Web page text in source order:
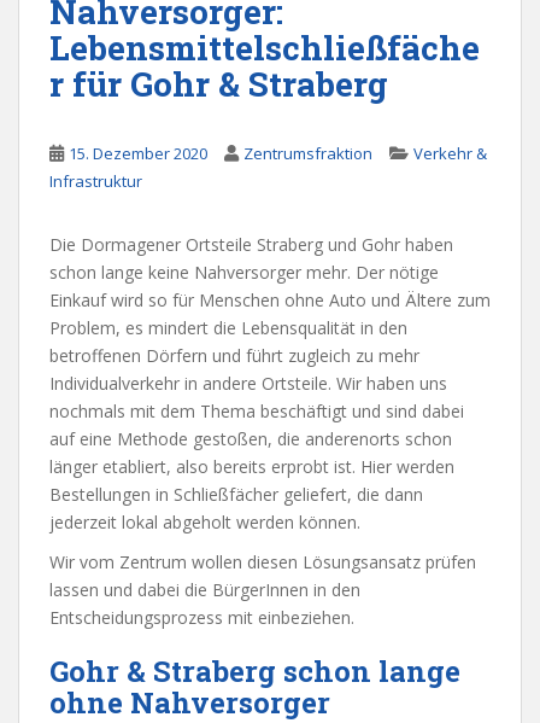
Nahversorger:
Lebensmittelschließfäche
r für Gohr & Straberg
15. Dezember 2020 Zentrumsfraktion
Verkehr &
Infrastruktur
Die Dormagener Ortsteile Straberg und Gohr haben
schon lange keine Nahversorger mehr. Der nötige
Einkauf wird so für Menschen ohne Auto und Ältere zum
Problem, es mindert die Lebensqualität in den
betroffenen Dörfern und führt zugleich zu mehr
Individualverkehr in andere Ortsteile. Wir haben uns
nochmals mit dem Thema beschäftigt und sind dabei
auf eine Methode gestoßen, die anderenorts schon
länger etabliert, also bereits erprobt ist. Hier werden
Bestellungen in Schließfächer geliefert, die dann
jederzeit lokal abgeholt werden können.
Wir vom Zentrum wollen diesen Lösungsansatz prüfen
lassen und dabei die BürgerInnen in den
Entscheidungsprozess mit einbeziehen.
Gohr & Straberg schon lange
ohne Nahversorger